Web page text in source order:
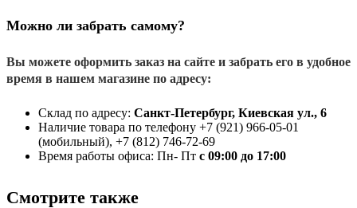
Можно ли забрать самому?
Вы можете оформить заказ на сайте и забрать его в удобное
время в нашем магазине по адресу:
Склад по адресу: Санкт-Петербург, Киевская ул., 6
Наличие товара по телефону +7 (921) 966-05-01
(мобильный), +7 (812) 746-72-69
Время работы офиса: Пн- Пт с 09:00 до 17:00
Смотрите также